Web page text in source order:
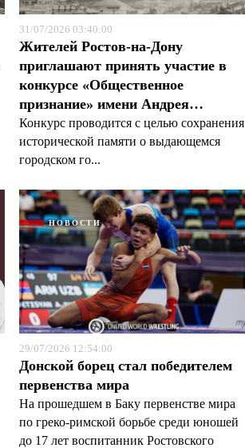
31/07/2026 03:40:00
Жителей Ростов-на-Дону
приглашают принять участие в
конкурсе «Общественное
признание» имени Андрея…
Конкурс проводится с целью сохранения
исторической памяти о выдающемся
городском го...
НОВОСТИ
29/07/2026 12:54:00
Донской борец стал победителем
первенства мира
На прошедшем в Баку первенстве мира
по греко-римской борьбе среди юношей
до 17 лет воспитанник Ростовского